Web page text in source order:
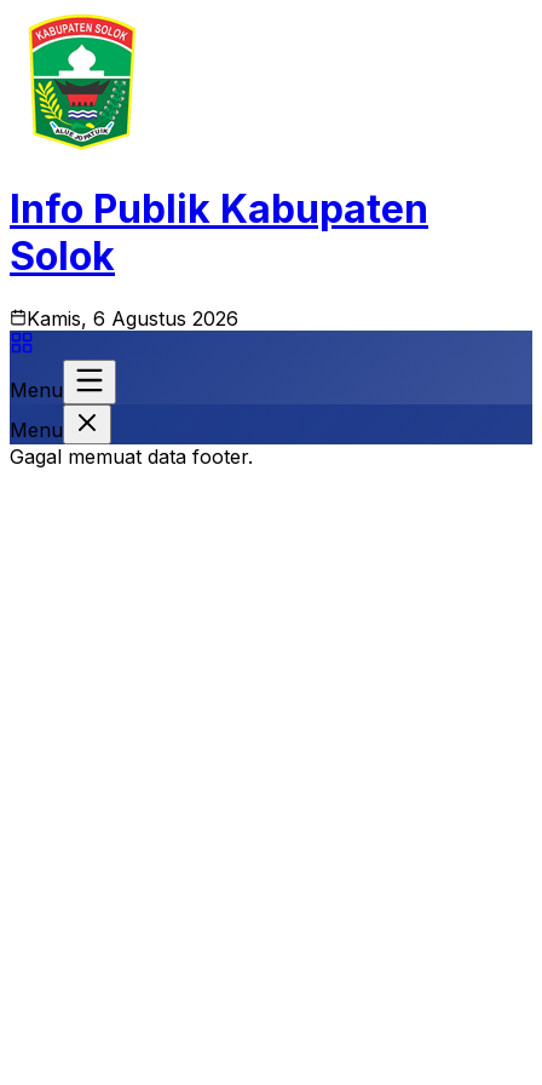
Info Publik Kabupaten
Solok
Kamis, 6 Agustus 2026
Menu
Menu
Gagal memuat data footer.